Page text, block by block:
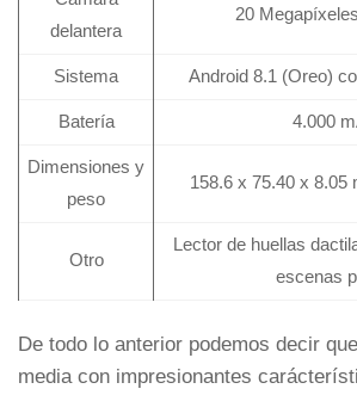
delantera
20
Sistema Android 8.1 (Oreo)
Batería 4.000
Dimensiones y
peso
158.6 x 75.40 x 8.05
Otro
Lector de huellas
escenas
De todo lo anterior podemos decir
media con impresionantes